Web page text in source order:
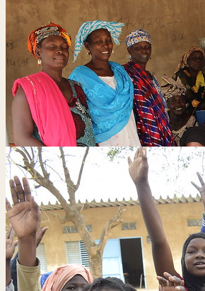
Conférence CRES